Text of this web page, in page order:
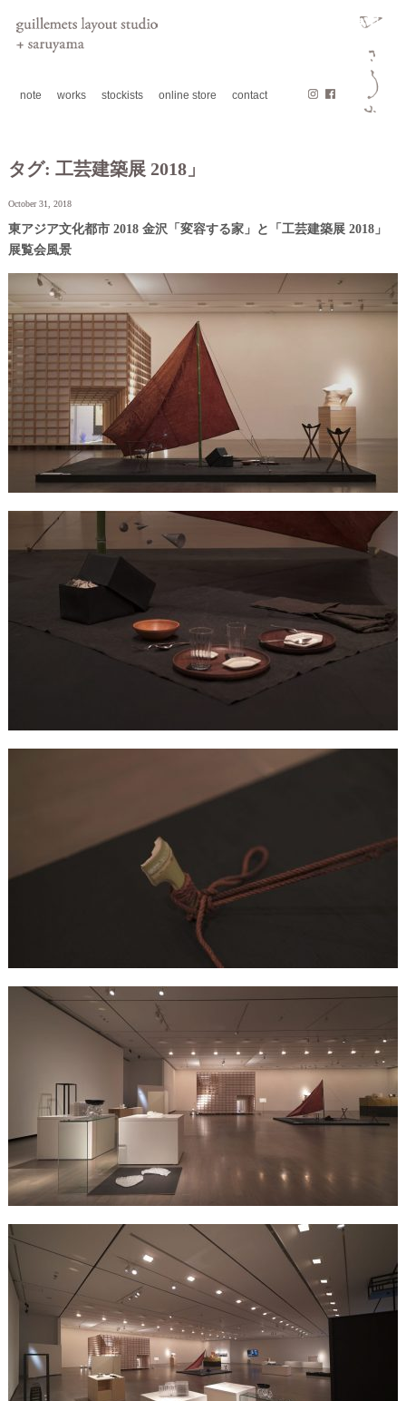
note works stockists online store contact
タグ: 工芸建築展 2018」
October 31, 2018
東アジア⽂化都市 2018 ⾦沢「変容する家」と「工芸建築展 2018」
展覧会風景